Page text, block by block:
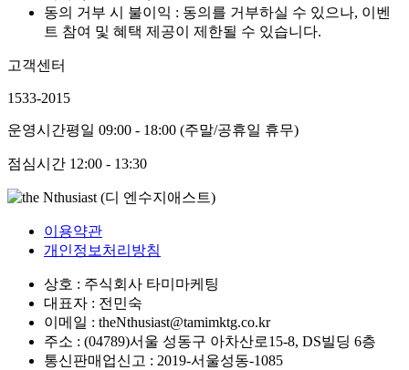
동의 거부 시 불이익 : 동의를 거부하실 수 있으나, 이벤
트 참여 및 혜택 제공이 제한될 수 있습니다.
고객센터
1533-2015
운영시간평일 09:00 - 18:00 (주말/공휴일 휴무)
점심시간 12:00 - 13:30
이용약관
개인정보처리방침
상호 : 주식회사 타미마케팅
대표자 : 전민숙
이메일 : theNthusiast@tamimktg.co.kr
주소 : (04789)서울 성동구 아차산로15-8, DS빌딩 6층
통신판매업신고 : 2019-서울성동-1085